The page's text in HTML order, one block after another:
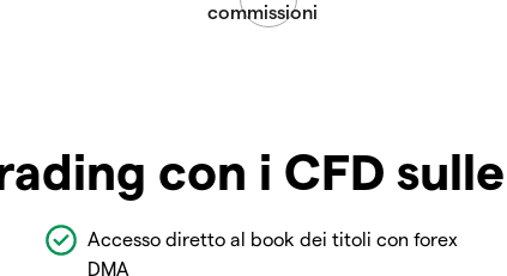
con i CFD
Accesso diretto al book dei titoli con forex
DMA